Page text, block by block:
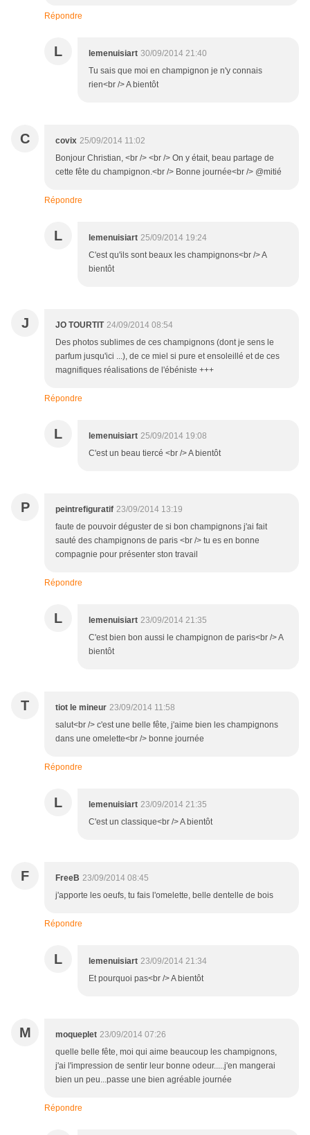
Répondre
L lemenuisiart 30/09/2014 21:40
Tu sais que moi en champignon je n'y connais
rien<br /> A bientôt
C covix 25/09/2014 11:02
Bonjour Christian, <br /> <br /> On y était, beau partage de
cette fête du champignon.<br /> Bonne journée<br /> @mitié
Répondre
L lemenuisiart 25/09/2014 19:24
C'est qu'ils sont beaux les champignons<br /> A
bientôt
J JO TOURTIT 24/09/2014 08:54
Des photos sublimes de ces champignons (dont je sens le
parfum jusqu'ici ...), de ce miel si pure et ensoleillé et de ces
magnifiques réalisations de l'ébéniste +++
Répondre
L lemenuisiart 25/09/2014 19:08
C'est un beau tiercé <br /> A bientôt
P peintrefiguratif 23/09/2014 13:19
faute de pouvoir déguster de si bon champignons j'ai fait
sauté des champignons de paris <br /> tu es en bonne
compagnie pour présenter ston travail
Répondre
L lemenuisiart 23/09/2014 21:35
C'est bien bon aussi le champignon de paris<br /> A
bientôt
T tiot le mineur 23/09/2014 11:58
salut<br /> c'est une belle fête, j'aime bien les champignons
dans une omelette<br /> bonne journée
Répondre
L lemenuisiart 23/09/2014 21:35
C'est un classique<br /> A bientôt
F FreeB 23/09/2014 08:45
j'apporte les oeufs, tu fais l'omelette, belle dentelle de bois
Répondre
L lemenuisiart 23/09/2014 21:34
Et pourquoi pas<br /> A bientôt
M moqueplet 23/09/2014 07:26
quelle belle fête, moi qui aime beaucoup les champignons,
j'ai l'impression de sentir leur bonne odeur.....j'en mangerai
bien un peu...passe une bien agréable journée
Répondre